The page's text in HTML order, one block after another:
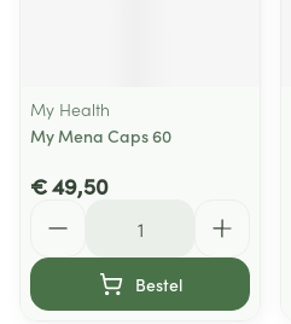
My Health
My Mena Caps 60
€ 49,50
Bestel